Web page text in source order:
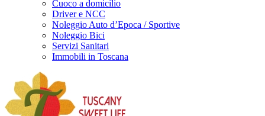
Cuoco a domicilio
Driver e NCC
Noleggio Auto d’Epoca / Sportive
Noleggio Bici
Servizi Sanitari
Immobili in Toscana